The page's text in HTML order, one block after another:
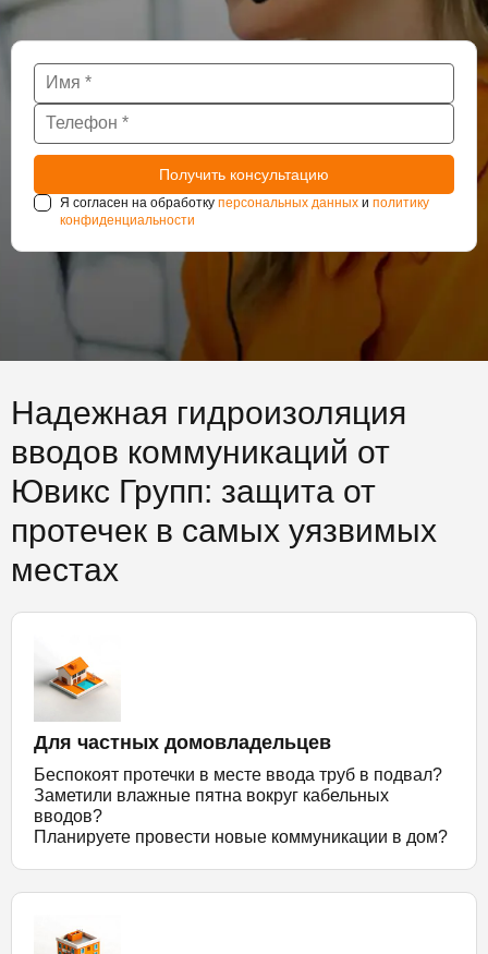
Я согласен на обработку персональных данных и политику
конфиденциальности
Надежная гидроизоляция
вводов коммуникаций от
Ювикс Групп: защита от
протечек в самых уязвимых
местах
Для частных домовладельцев
Беспокоят протечки в месте ввода труб в подвал?
Заметили влажные пятна вокруг кабельных
вводов?
Планируете провести новые коммуникации в дом?